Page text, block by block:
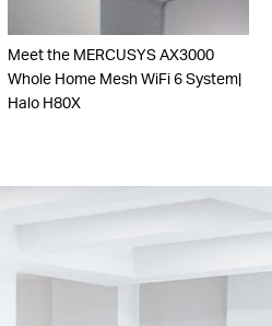
Meet the MERCUSYS AX3000
Whole Home Mesh WiFi 6 System|
Halo H80X